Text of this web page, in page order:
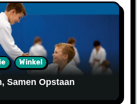
Winkel
Samen Opstaan